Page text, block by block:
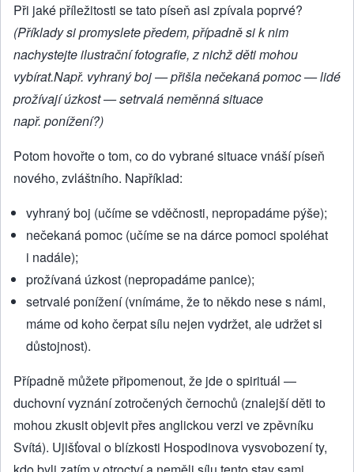
Při jaké příležitosti se tato píseň asi zpívala poprvé?
(Příklady si promyslete předem, případně si k nim
nachystejte ilustrační fotografie, z nichž děti mohou
vybírat.Např. vyhraný boj—přišla nečekaná pomoc—lidé
prožívají úzkost—setrvalá neměnná situace
např. ponížení?)
Potom hovořte o tom, co do vybrané situace vnáší píseň
nového, zvláštního. Například:
vyhraný boj (učíme se vděčnosti, nepropadáme pýše);
nečekaná pomoc (učíme se na dárce pomoci spoléhat
i nadále);
prožívaná úzkost (nepropadáme panice);
setrvalé ponížení (vnímáme, že to někdo nese s námi,
máme od koho čerpat sílu nejen vydržet, ale udržet si
důstojnost).
Případně můžete připomenout, že jde o spirituál —
duchovní vyznání zotročených černochů (znalejší děti to
mohou zkusit objevit přes anglickou verzi ve zpěvníku
Svítá). Ujišťoval o blízkosti Hospodinova vysvobození ty,